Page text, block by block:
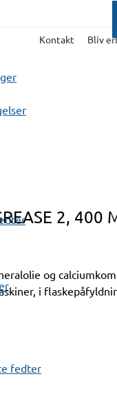
Kontakt Bliv
fedter
2, 400
og
i